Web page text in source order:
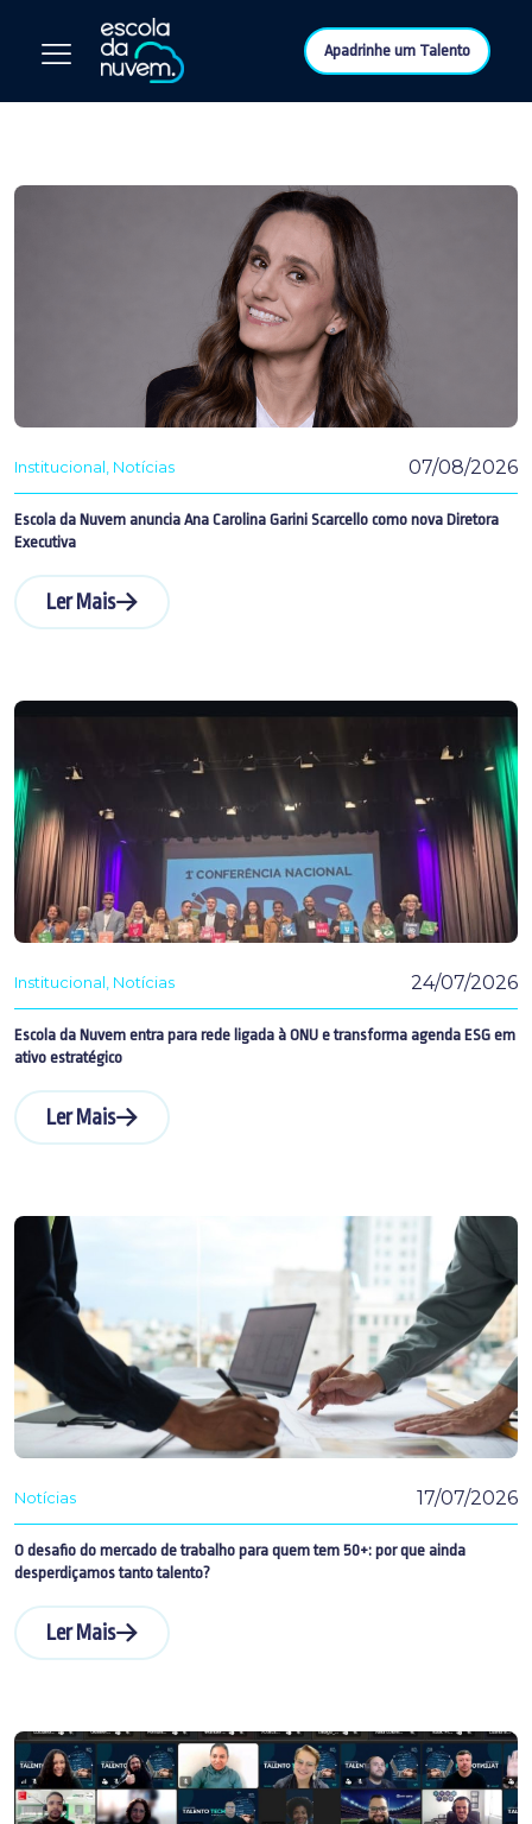
Apadrinhe um Talento
Institucional Notícias 07/08/2026
Escola da Nuvem anuncia Ana Carolina Garini Scarcello como nova Diretora
Executiva
Ler Mais
Institucional Notícias 24/07/2026
Escola da Nuvem entra para rede ligada à ONU e transforma agenda ESG em
ativo estratégico
Ler Mais
Notícias 17/07/2026
O desafio do mercado de trabalho para quem tem 50+: por que ainda
desperdiçamos tanto talento?
Ler Mais